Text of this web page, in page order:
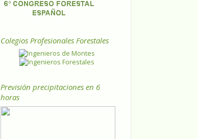
Colegios Profesionales Forestales
Previsión precipitaciones en 6
horas